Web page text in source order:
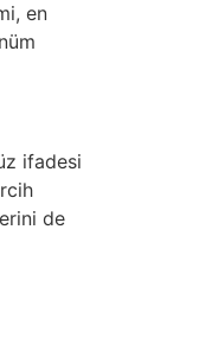
en
ifadesi
de